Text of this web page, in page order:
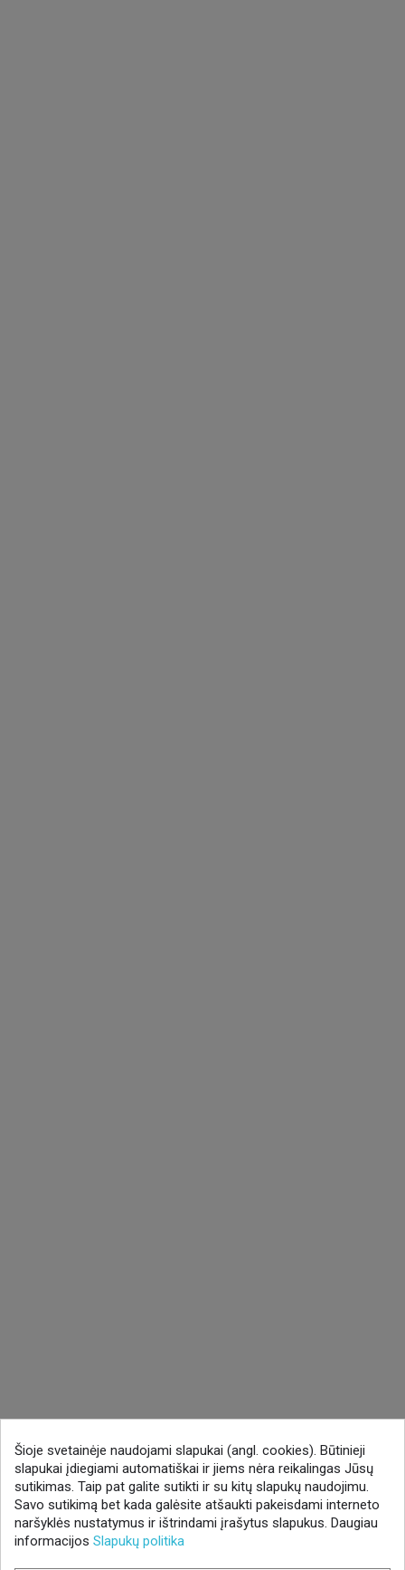
Šioje svetainėje naudojami slapukai (angl. cookies). Būtinieji
slapukai įdiegiami automatiškai ir jiems nėra reikalingas Jūsų
sutikimas. Taip pat galite sutikti ir su kitų slapukų naudojimu.
Savo sutikimą bet kada galėsite atšaukti pakeisdami interneto
naršyklės nustatymus ir ištrindami įrašytus slapukus. Daugiau
informacijos Slapukų politika